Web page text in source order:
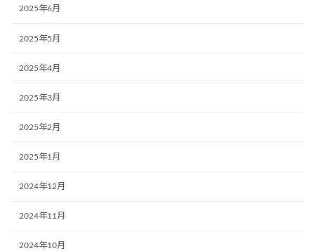
2025年6月
2025年5月
2025年4月
2025年3月
2025年2月
2025年1月
2024年12月
2024年11月
2024年10月